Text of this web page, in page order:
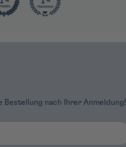
Bestellung nach Ihrer Anmeldung!